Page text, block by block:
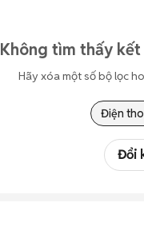
Không tìm thấy kết
Hãy xóa một số bộ lọc
Điện
Đổi